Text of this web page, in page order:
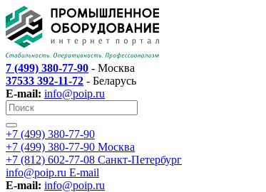
7 (499) 380-77-90 - Москва
37533 392-11-72 - Беларусь
E-mail: info@poip.ru
+7 (499) 380-77-90
+7 (499) 380-77-90 Москва
+7 (812) 602-77-08 Санкт-Петербург
info@poip.ru E-mail
E-mail: info@poip.ru